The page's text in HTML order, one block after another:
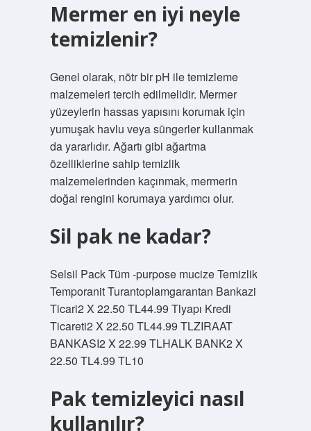
Mermer en iyi neyle
temizlenir?
Genel olarak, nötr bir pH ile temizleme
malzemeleri tercih edilmelidir. Mermer
yüzeylerin hassas yapısını korumak için
yumuşak havlu veya süngerler kullanmak
da yararlıdır. Ağartı gibi ağartma
özelliklerine sahip temizlik
malzemelerinden kaçınmak, mermerin
doğal rengini korumaya yardımcı olur.
Sil pak ne kadar?
Selsil Pack Tüm -purpose mucize Temizlik
Temporanit Turantoplamgarantan Bankazi
Ticari2 X 22.50 TL44.99 Tlyapı Kredi
Ticareti2 X 22.50 TL44.99 TLZIRAAT
BANKASI2 X 22.99 TLHALK BANK2 X
22.50 TL4.99 TL10
Pak temizleyici nasıl
kullanılır?